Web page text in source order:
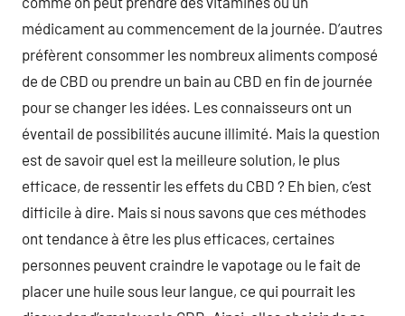
médicament au commencement de la journée. D’autres
préfèrent consommer les nombreux aliments composé
de de CBD ou prendre un bain au CBD en fin de journée
pour se changer les idées. Les connaisseurs ont un
éventail de possibilités aucune illimité. Mais la question
est de savoir quel est la meilleure solution, le plus
efficace, de ressentir les effets du CBD ? Eh bien, c’est
difficile à dire. Mais si nous savons que ces méthodes
ont tendance à être les plus efficaces, certaines
personnes peuvent craindre le vapotage ou le fait de
placer une huile sous leur langue, ce qui pourrait les